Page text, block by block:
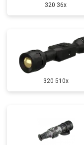
320 36x
320 510x